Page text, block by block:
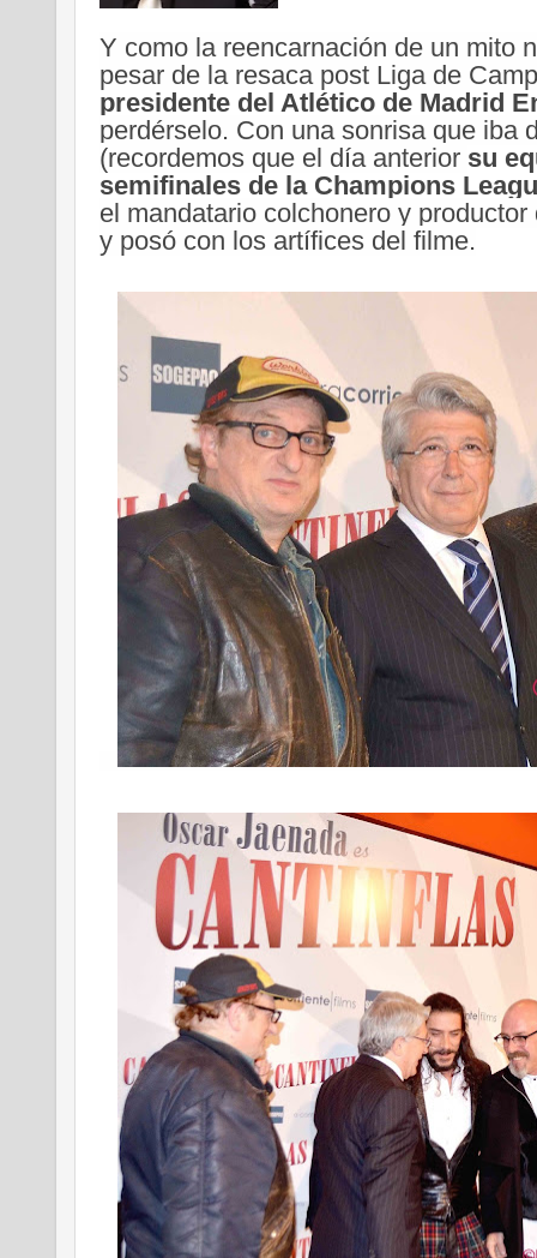
Y como la reencarnación de un mito
pesar de la resaca post Liga de
presidente del Atlético de Madrid
perdérselo. Con una sonrisa que iba
(recordemos que el día anterior su
semifinales de la Champions
el mandatario colchonero y
y posó con los artífices del filme.